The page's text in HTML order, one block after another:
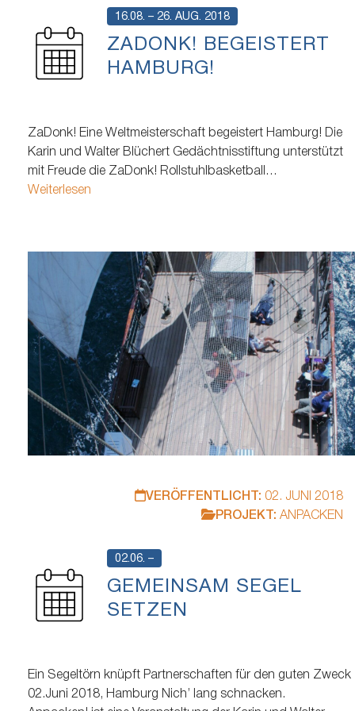
ZADONK! BEGEISTERT
HAMBURG!
16.08. – 26. AUG. 2018
ZaDonk! Eine Weltmeisterschaft begeistert Hamburg! Die
Karin und Walter Blüchert Gedächtnisstiftung unterstützt
mit Freude die ZaDonk! Rollstuhlbasketball
Weltmeisterschaft 2018. Hamburg, 24. August 2018 Diese
16.08. bis zum Endspiel am Sonntag, den 26.08.2018
Weiterlesen
VERÖFFENTLICHT: 02. JUNI 2018
PROJEKT: ANPACKEN
GEMEINSAM SEGEL
SETZEN
02.06. –
Ein Segeltörn knüpft Partnerschaften für den guten Zweck
02.Juni 2018, Hamburg Nichʼ lang schnacken.